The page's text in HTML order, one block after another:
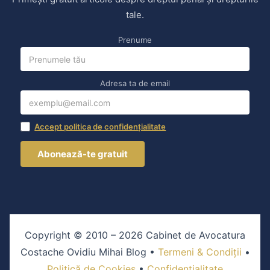
tale.
Prenume
Adresa ta de email
Accept politica de confidențialitate
Copyright © 2010 – 2026 Cabinet de Avocatura
Costache Ovidiu Mihai Blog • Termeni & Condiții •